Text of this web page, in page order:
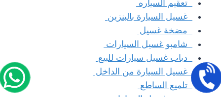
تعقيم السياره
غسيل السيارة بالبنزين
مضخة غسيل
شامبو غسيل السيارات
دباب غسيل سيارات للبيع
غسيل السيارة من الداخل
تلميع الساطع